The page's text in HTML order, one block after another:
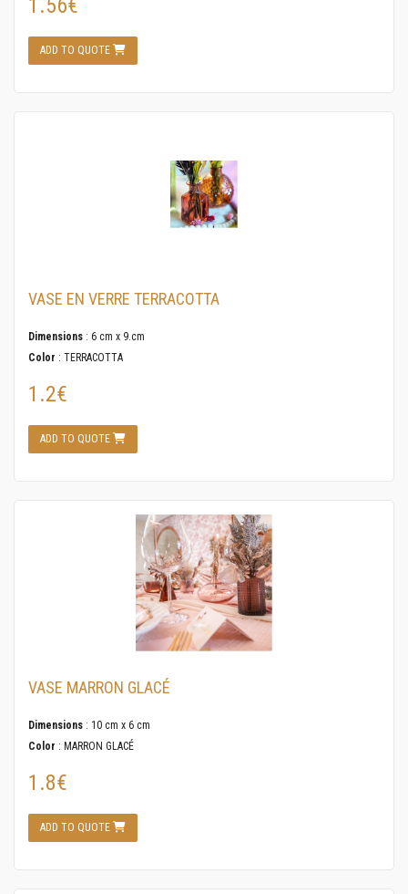
1.56€
ADD TO QUOTE
VASE EN VERRE TERRACOTTA
Dimensions : 6 cm x 9.cm
Color : TERRACOTTA
1.2€
ADD TO QUOTE
VASE MARRON GLACÉ
Dimensions : 10 cm x 6 cm
Color : MARRON GLACÉ
1.8€
ADD TO QUOTE